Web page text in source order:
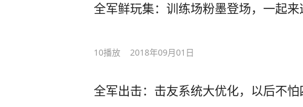
全军鲜玩集：训练场粉墨登场，一起
10播放 2018年09月01日
全军出击：击友系统大优化，以后不